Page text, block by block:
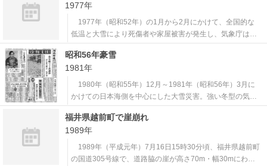
ど局地的に大雨となった。 特に島根県出雲市では山崩れ
や崖崩れが相次ぎ100人
1977年
1977年（昭和52年）の1月から2月にかけて、全国的な
低温と大雪により死傷者や家屋被害が発生し、気象庁は
「昭和52年豪雪」と命名した。 冬型の気圧配置が続き、
上空に寒気が流れ込んだことから、この期間の平均気温は
全国的に平年より2～3℃低かった。また、最深積雪は高田
（新潟県上越市）で254cm、青
昭和56年豪雪
1981年
1980年（昭和55年）12月～1981年（昭和56年）3月に
かけての日本海側を中心にした大雪災害。強い冬型の気圧
配置が続いたことによるが、特に北陸地方の平野部では、
最深積雪が上越市高田（新潟県）で2m51cm、敦賀市（福
井県）で1m96cm、富山市（富山県）で1m60cm、金沢市
（石川県）で1m
福井県越前町で崖崩れ
1989年
1989年（平成元年）7月16日15時30分頃、福井県越前町
の国道305号線で、道路脇の崖が高さ70m・幅30mにわた